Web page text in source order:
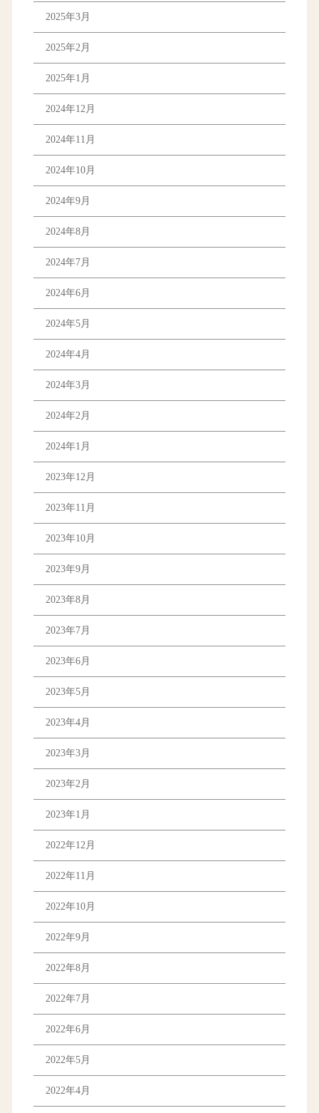
2025年3月
2025年2月
2025年1月
2024年12月
2024年11月
2024年10月
2024年9月
2024年8月
2024年7月
2024年6月
2024年5月
2024年4月
2024年3月
2024年2月
2024年1月
2023年12月
2023年11月
2023年10月
2023年9月
2023年8月
2023年7月
2023年6月
2023年5月
2023年4月
2023年3月
2023年2月
2023年1月
2022年12月
2022年11月
2022年10月
2022年9月
2022年8月
2022年7月
2022年6月
2022年5月
2022年4月